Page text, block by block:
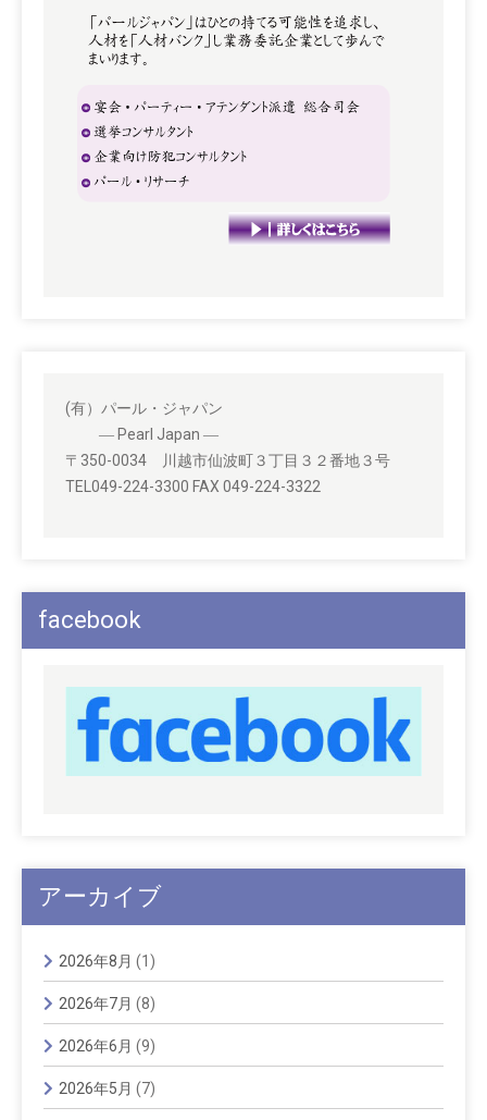
(有）パール・ジャパン
― Pearl Japan ―
〒350-0034 川越市仙波町３丁目３２番地３号
TEL049-224-3300 FAX 049-224-3322
facebook
アーカイブ
2026年8月 (1)
2026年7月 (8)
2026年6月 (9)
2026年5月 (7)